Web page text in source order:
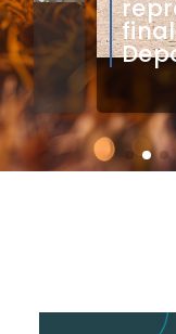
final